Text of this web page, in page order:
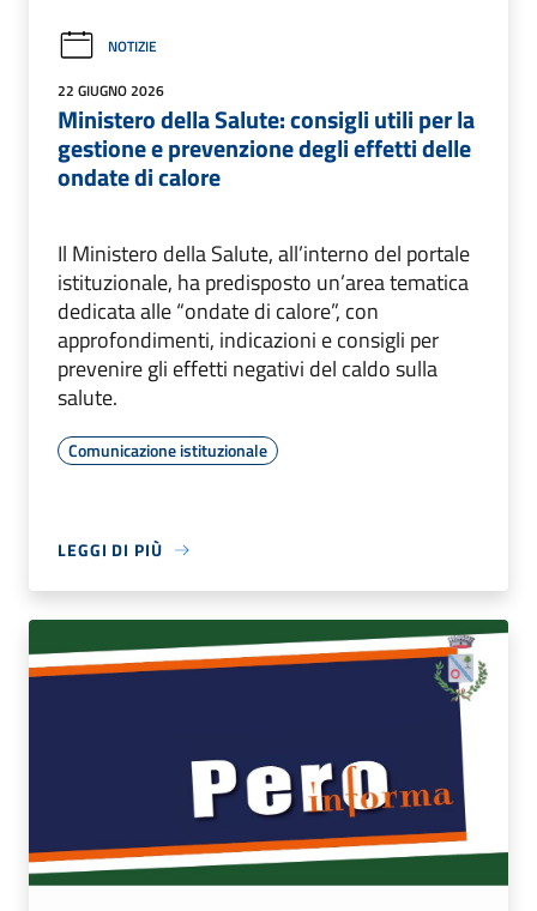
NOTIZIE
22 GIUGNO 2026
Ministero della Salute: consigli utili per la
gestione e prevenzione degli effetti delle
ondate di calore
Il Ministero della Salute, all’interno del portale
istituzionale, ha predisposto un’area tematica
dedicata alle “ondate di calore”, con
approfondimenti, indicazioni e consigli per
prevenire gli effetti negativi del caldo sulla
salute.
Comunicazione istituzionale
LEGGI DI PIÙ